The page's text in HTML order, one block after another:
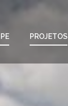
PROJETOS